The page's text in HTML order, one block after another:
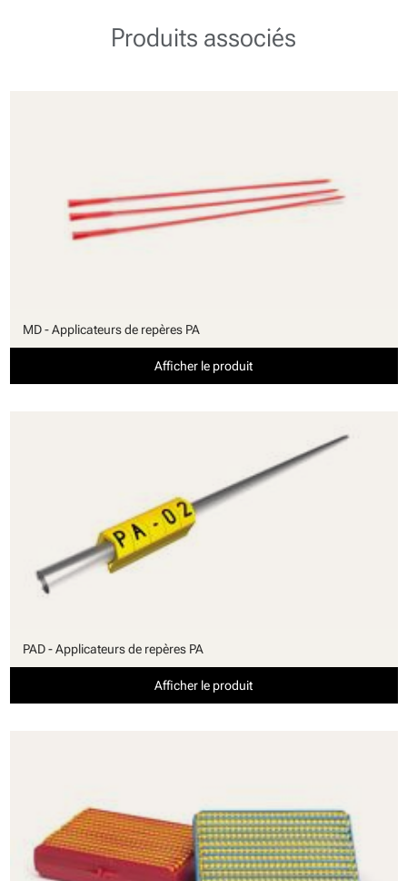
Produits associés
MD - Applicateurs de repères PA
Afficher le produit
PAD - Applicateurs de repères PA
Afficher le produit